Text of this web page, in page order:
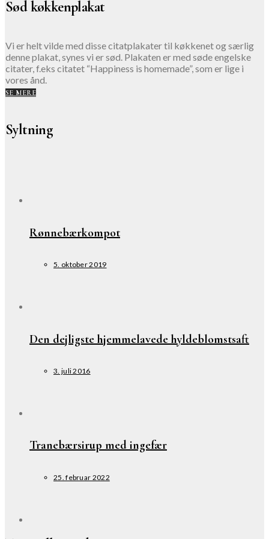
Sød køkkenplakat
Vi er helt vilde med disse citatplakater til køkkenet og særlig
denne plakat, synes vi er sød. Plakaten er med søde engelske
citater, f.eks citatet “Happiness is homemade”, som er lige i
vores ånd.
SE MERE
Syltning
Rønnebærkompot
5. oktober 2019
Den dejligste hjemmelavede hyldeblomstsaft
3. juli 2016
Tranebærsirup med ingefær
25. februar 2022